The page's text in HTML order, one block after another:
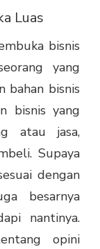
Luas
bisnis
yang
bahan bisnis
bisnis yang
atau jasa,
Supaya
dengan
besarnya
nantinya.
opini